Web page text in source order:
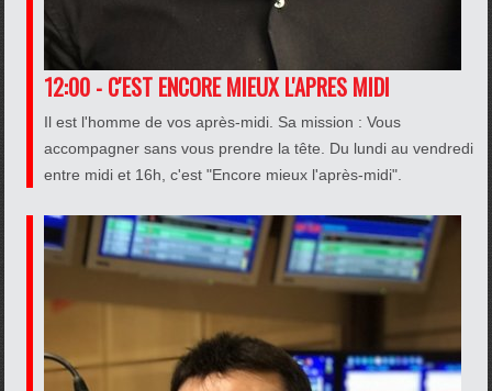
12:00 - C'EST ENCORE MIEUX L'APRES MIDI
Il est l'homme de vos après-midi. Sa mission : Vous
accompagner sans vous prendre la tête. Du lundi au vendredi
entre midi et 16h, c'est "Encore mieux l'après-midi".